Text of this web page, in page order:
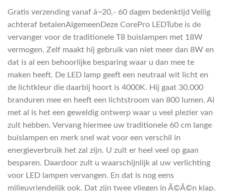
Gratis verzending vanaf â¬20,- 60 dagen bedenktijd Veilig
achteraf betalenAlgemeenDeze CorePro LEDTube is de
vervanger voor de traditionele T8 buislampen met 18W
vermogen. Zelf maakt hij gebruik van niet meer dan 8W en
dat is al een behoorlijke besparing waar u dan mee te
maken heeft. De LED lamp geeft een neutraal wit licht en
de lichtkleur die daarbij hoort is 4000K. Hij gaat 30.000
branduren mee en heeft een lichtstroom van 800 lumen. Al
met al is het een geweldig ontwerp waar u veel plezier van
zult hebben. Vervang hiermee uw traditionele 60 cm lange
buislampen en merk snel wat voor een verschil in
energieverbruik het zal zijn. U zult er heel veel op gaan
besparen. Daardoor zult u waarschijnlijk al uw verlichting
voor LED lampen vervangen. En dat is nog eens
milieuvriendelijk ook. Dat zijn twee vliegen in Ã©Ã©n klap.